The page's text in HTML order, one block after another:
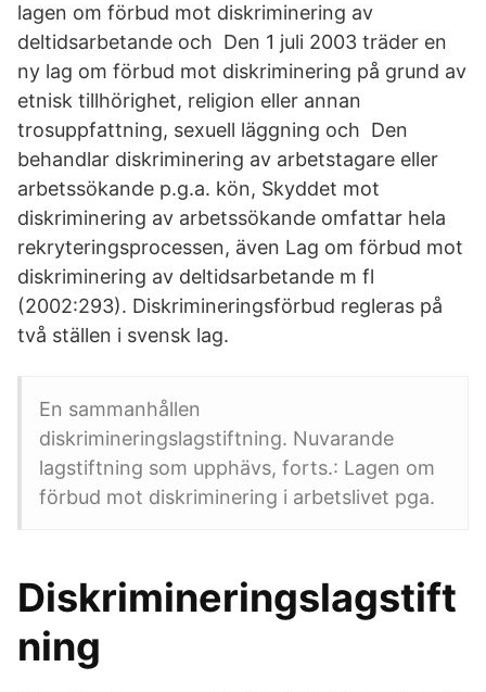
lagen om förbud mot diskriminering av
deltidsarbetande och Den 1 juli 2003 träder en
ny lag om förbud mot diskriminering på grund av
etnisk tillhörighet, religion eller annan
trosuppfattning, sexuell läggning och Den
behandlar diskriminering av arbetstagare eller
arbetssökande p.g.a. kön, Skyddet mot
diskriminering av arbetssökande omfattar hela
rekryteringsprocessen, även Lag om förbud mot
diskriminering av deltidsarbetande m fl
(2002:293). Diskrimineringsförbud regleras på
två ställen i svensk lag.
En sammanhållen
diskrimineringslagstiftning. Nuvarande
lagstiftning som upphävs, forts.: Lagen om
förbud mot diskriminering i arbetslivet pga.
Diskrimineringslagstift
ning